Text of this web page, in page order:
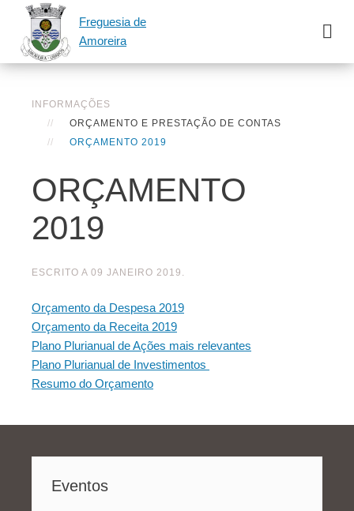
Freguesia de
Amoreira
INFORMAÇÕES
ORÇAMENTO E PRESTAÇÃO DE CONTAS
ORÇAMENTO 2019
ORÇAMENTO
2019
ESCRITO A 09 JANEIRO 2019 .
Orçamento da Despesa 2019
Orçamento da Receita 2019
Plano Plurianual de Ações mais relevantes
Plano Plurianual de Investimentos
Resumo do Orçamento
Eventos